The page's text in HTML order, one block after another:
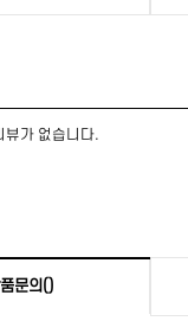
뷰가 없습니다.
문의 ()